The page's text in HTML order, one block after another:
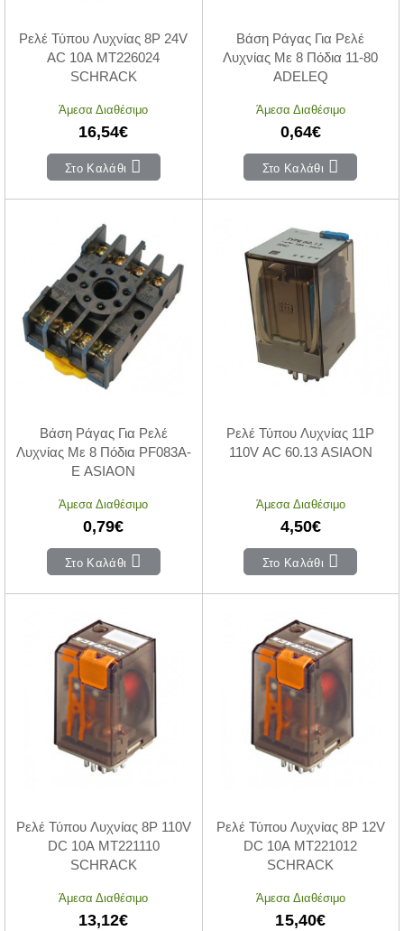
Ρελέ Τύπου Λυχνίας 8P 24V
AC 10A MT226024
SCHRACK
Άμεσα Διαθέσιμο
16,54€
Στο Καλάθι
Βάση Ράγας Για Ρελέ
Λυχνίας Με 8 Πόδια 11-80
ADELEQ
Άμεσα Διαθέσιμο
0,64€
Στο Καλάθι
Βάση Ράγας Για Ρελέ
Λυχνίας Με 8 Πόδια PF083A-
E ASIAON
Άμεσα Διαθέσιμο
0,79€
Στο Καλάθι
Ρελέ Τύπου Λυχνίας 11P
110V AC 60.13 ASIAON
Άμεσα Διαθέσιμο
4,50€
Στο Καλάθι
Ρελέ Τύπου Λυχνίας 8P 110V
DC 10A MT221110
SCHRACK
Άμεσα Διαθέσιμο
13,12€
Ρελέ Τύπου Λυχνίας 8P 12V
DC 10A MT221012
SCHRACK
Άμεσα Διαθέσιμο
15,40€